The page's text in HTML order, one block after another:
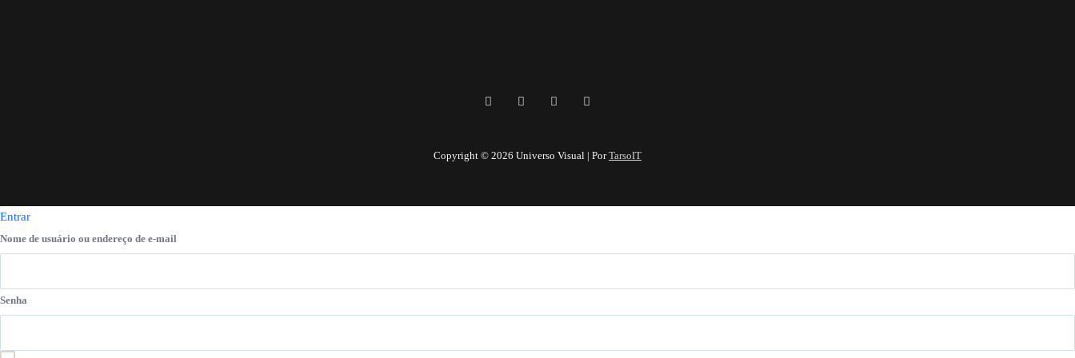
Copyright © 2026 Universo Visual | PorTarsoIT
Entrar
Nome de usuário ou endereço de e-mail
Senha